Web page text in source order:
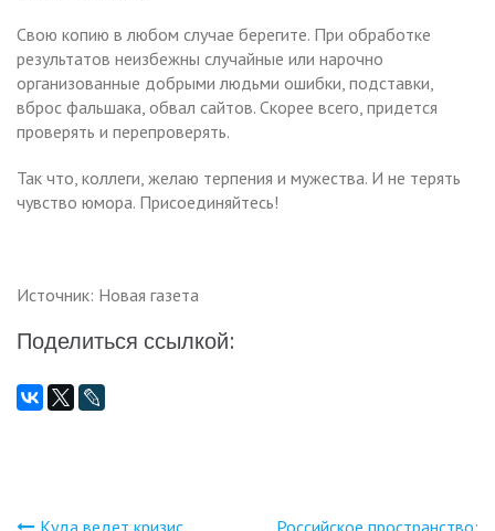
Свою копию в любом случае берегите. При обработке
результатов неизбежны случайные или нарочно
организованные добрыми людьми ошибки, подставки,
вброс фальшака, обвал сайтов. Скорее всего, придется
проверять и перепроверять.
Так что, коллеги, желаю терпения и мужества. И не терять
чувство юмора. Присоединяйтесь!
Источник: Новая газета
Поделиться ссылкой:
Куда ведет кризис Российское пространство: